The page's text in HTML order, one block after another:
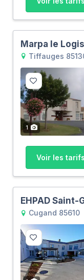
Marpa le
Tiffauges
1
Voir les tarifs
EHPAD Saint-
Cugand 85610